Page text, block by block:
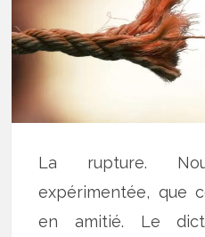
La rupture.
expérimentée, que
en amitié. Le